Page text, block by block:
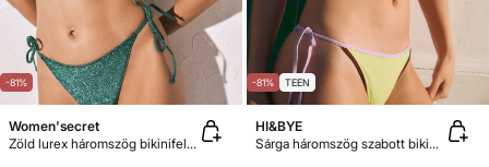
-81%
Women'secret
Zöld lurex háromszög bikinifelső
-81% TEEN
HI&BYE
Sárga háromszög szabott bikinifelső